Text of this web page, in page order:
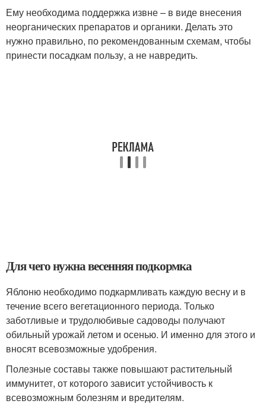
Ему необходима поддержка извне – в виде внесения
неорганических препаратов и органики. Делать это
нужно правильно, по рекомендованным схемам, чтобы
принести посадкам пользу, а не навредить.
Для чего нужна весенняя подкормка
Яблоню необходимо подкармливать каждую весну и в
течение всего вегетационного периода. Только
заботливые и трудолюбивые садоводы получают
обильный урожай летом и осенью. И именно для этого и
вносят всевозможные удобрения.
Полезные составы также повышают растительный
иммунитет, от которого зависит устойчивость к
всевозможным болезням и вредителям.